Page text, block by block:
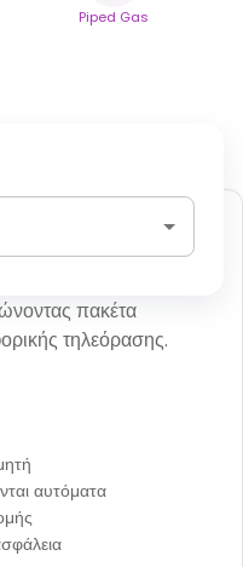
Piped Gas
να συνεχίσουν
πακέτα
τηλεόρασης.
αυτόματα